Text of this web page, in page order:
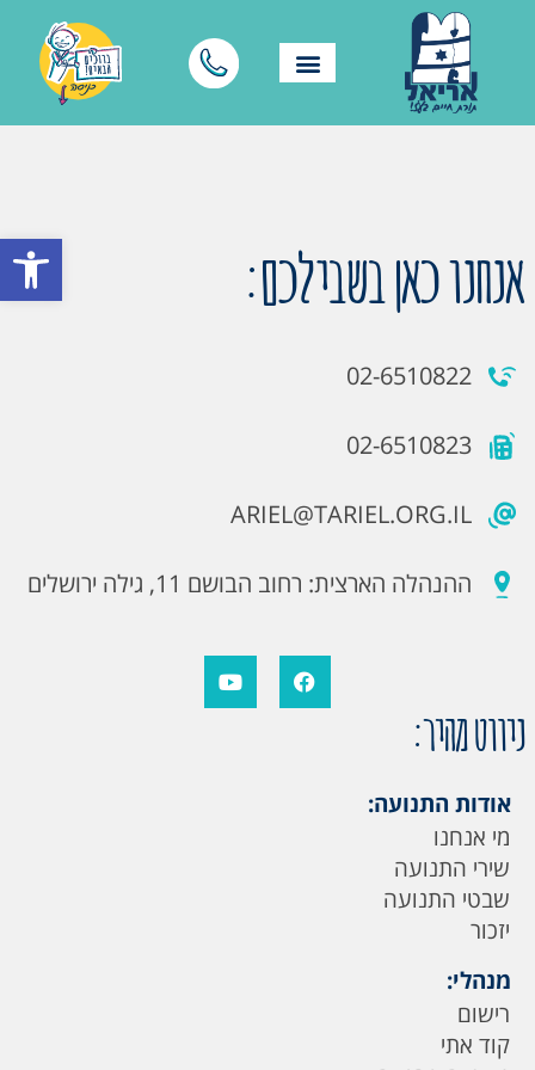
פתח אנחנו כאן בשבילכם:
02-6510822
02-6510823
ARIEL@TARIEL.ORG.IL
ההנהלה הארצית: רחוב הבושם 11, גילה ירושלים
ניווט מהיר:
אודות התנועה:
מי אנחנו
שירי התנועה
שבטי התנועה
יזכור
מנהלי:
רישום
קוד אתי